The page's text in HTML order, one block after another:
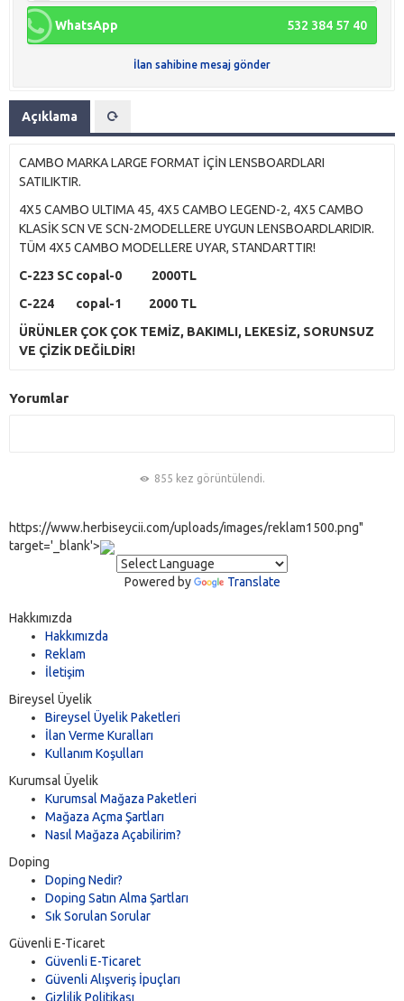
WhatsApp 532 384 57 40
İlan sahibine mesaj gönder
Açıklama
CAMBO MARKA LARGE FORMAT İÇİN LENSBOARDLARI
SATILIKTIR.
4X5 CAMBO ULTIMA 45, 4X5 CAMBO LEGEND-2, 4X5 CAMBO
KLASİK SCN VE SCN-2MODELLERE UYGUN LENSBOARDLARIDIR.
TÜM 4X5 CAMBO MODELLERE UYAR, STANDARTTIR!
C-223 SC copal-0 2000TL
C-224 copal-1 2000 TL
ÜRÜNLER ÇOK ÇOK TEMİZ, BAKIMLI, LEKESİZ, SORUNSUZ
VE ÇİZİK DEĞİLDİR!
Yorumlar
855 kez görüntülendi.
https://www.herbiseycii.com/uploads/images/reklam1500.png"
target='_blank'>
Powered by Translate
Hakkımızda
Hakkımızda
Reklam
İletişim
Bireysel Üyelik
Bireysel Üyelik Paketleri
İlan Verme Kuralları
Kullanım Koşulları
Kurumsal Üyelik
Kurumsal Mağaza Paketleri
Mağaza Açma Şartları
Nasıl Mağaza Açabilirim?
Doping
Doping Nedir?
Doping Satın Alma Şartları
Sık Sorulan Sorular
Güvenli E-Ticaret
Güvenli E-Ticaret
Güvenli Alışveriş İpuçları
Gizlilik Politikası